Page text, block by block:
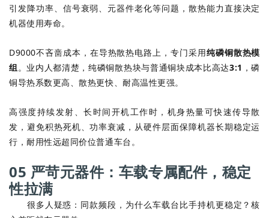
引发降功率、信号衰弱、元器件老化等问题，散热能力直接决定
机器使用寿命。
D9000不吝啬成本，在导热散热电路上，专门采用纯磷铜散热模
组。业内人都清楚，纯磷铜散热块与普通铜块成本比高达3:1 ，磷
铜导热系数更高、散热更快、耐高温性更强。
高强度持续发射、长时间开机工作时，机身热量可快速传导散
发，避免积热死机、功率衰减，从硬件层面保障机器长期稳定运
行，耐用性远超同价位普通车台。
05 严苛元器件：车载专属配件，稳定
性拉满
很多人疑惑：同款频段，为什么车载台比手持机更稳定？核